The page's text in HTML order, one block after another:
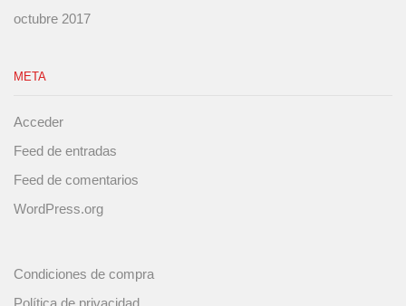
octubre 2017
META
Acceder
Feed de entradas
Feed de comentarios
WordPress.org
Condiciones de compra